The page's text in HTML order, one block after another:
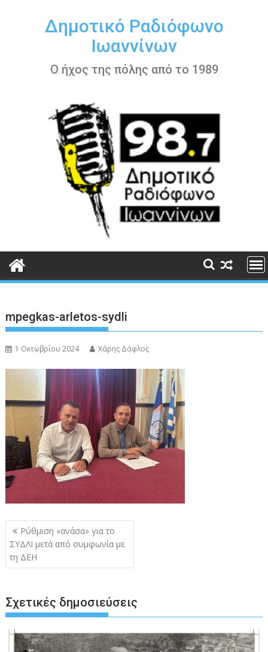
περιεχόμενοΔημοτικό Ραδιόφωνο
Ιωαννίνων
Ο ήχος της πόλης από το 1989
mpegkas-arletos-sydli
1 Οκτωβρίου 2024 Χάρης Δάφλος
Πλοήγηση
άρθρων
Ρύθμιση «ανάσα» για το
ΣΥΔΛΙ μετά από συμφωνία με
τη ΔΕΗ
Σχετικές δημοσιεύσεις